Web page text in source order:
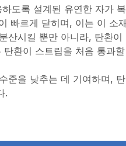
도록 설계된 유연한 자가
빠르게 닫히며, 이는 이 소
산시킬 뿐만 아니라, 탄환
환이 스트립을 처음 통과
준을 낮추는 데 기여하며,
.